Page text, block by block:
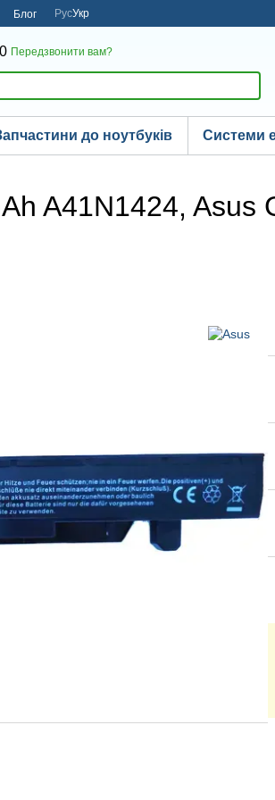
Блог РусУкр
Передзвонити вам?
до ноутбуків Системи
A41N1424, Asus